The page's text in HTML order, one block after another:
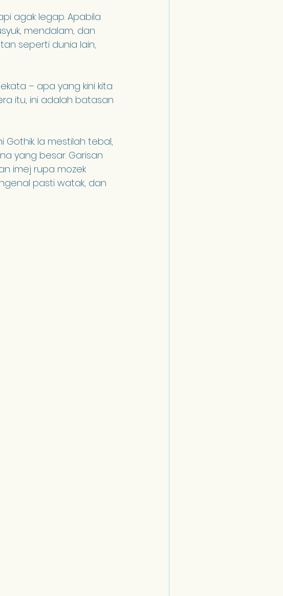
agak legap. Apabila
mendalam, dan
seperti dunia lain,
– apa yang kini kita
itu, ini adalah batasan
Ia mestilah tebal,
yang besar. Garisan
imej rupa mozek
pasti watak, dan